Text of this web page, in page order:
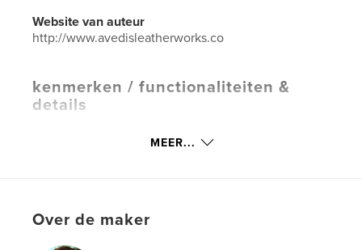
Website van auteur
http://www.avedisleatherworks.co
kenmerken / functionaliteiten &
details
ISBN
MEER...
Over de maker